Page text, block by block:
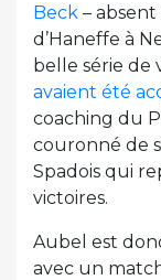
Beck –
d’Haneffe à
belle série de
avaient été
coaching du
couronné de
Spadois qui
victoires.
Aubel est
avec un